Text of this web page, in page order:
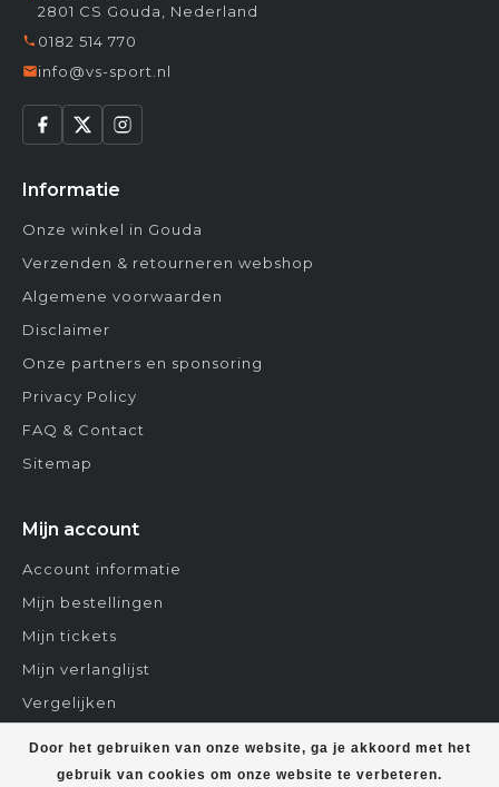
Door het gebruiken van onze website, ga je akkoord met het
gebruik van cookies om onze website te verbeteren.
2801 CS Gouda, Nederland
0182 514 770
info@vs-sport.nl
Informatie
Onze winkel in Gouda
Verzenden & retourneren webshop
Algemene voorwaarden
Disclaimer
Onze partners en sponsoring
Privacy Policy
FAQ & Contact
Sitemap
Mijn account
Account informatie
Mijn bestellingen
Mijn tickets
Mijn verlanglijst
Vergelijken